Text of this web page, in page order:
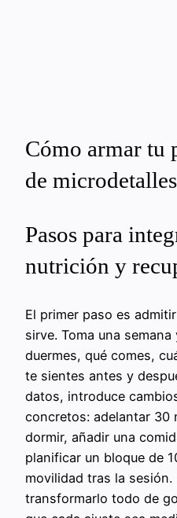
Cómo armar tu
de microdetalles
Pasos para
nutrición y
El primer paso es
sirve. Toma una
duermes, qué comes,
te sientes antes y
datos, introduce
concretos: adelantar 30
dormir, añadir una
planificar un bloque de
movilidad tras la sesión.
transformarlo todo de